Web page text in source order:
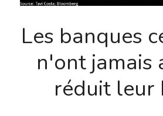
Les banques
n'ont jamais
réduit leur